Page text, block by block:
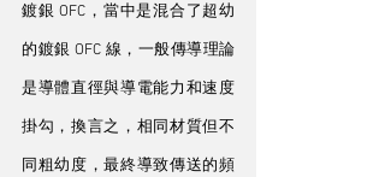
鍍銀 OFC，當中是混合了超幼
的鍍銀 OFC 線，一般傳導理論
是導體直徑與導電能力和速度
掛勾，換言之，相同材質但不
同粗幼度，最終導致傳送的頻